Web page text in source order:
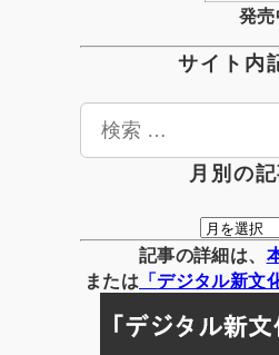
発
サイト内
検
月別の
月
別
の
事
記事の詳細は、
または 「デジタル新文